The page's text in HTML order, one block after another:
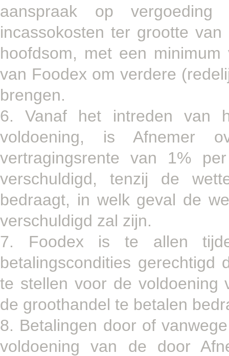
aanspraak op vergoeding
incassokosten ter grootte
hoofdsom, met een
van Foodex om verdere
brengen.
6. Vanaf het intreden van
voldoening, is Afnemer
vertragingsrente van 1%
verschuldigd, tenzij de
bedraagt, in welk geval de
verschuldigd zal zijn.
7. Foodex is te allen
betalingscondities
te stellen voor de voldoening
de groothandel te betalen
8. Betalingen door of
voldoening van de door